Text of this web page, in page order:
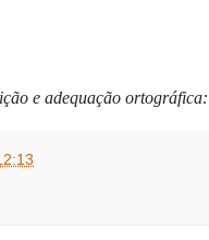
e adequação